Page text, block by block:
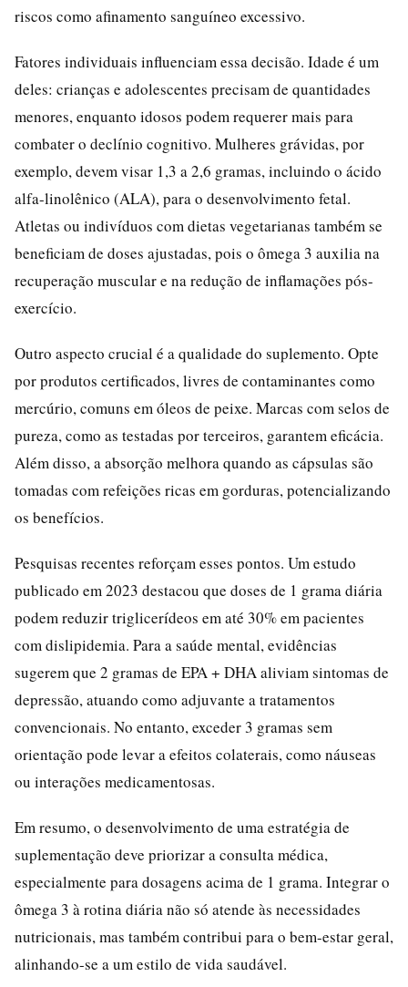
riscos como afinamento sanguíneo excessivo.
Fatores individuais influenciam essa decisão. Idade é um
deles: crianças e adolescentes precisam de quantidades
menores, enquanto idosos podem requerer mais para
combater o declínio cognitivo. Mulheres grávidas, por
exemplo, devem visar 1,3 a 2,6 gramas, incluindo o ácido
alfa-linolênico (ALA), para o desenvolvimento fetal.
Atletas ou indivíduos com dietas vegetarianas também se
beneficiam de doses ajustadas, pois o ômega 3 auxilia na
recuperação muscular e na redução de inflamações pós-
exercício.
Outro aspecto crucial é a qualidade do suplemento. Opte
por produtos certificados, livres de contaminantes como
mercúrio, comuns em óleos de peixe. Marcas com selos de
pureza, como as testadas por terceiros, garantem eficácia.
Além disso, a absorção melhora quando as cápsulas são
tomadas com refeições ricas em gorduras, potencializando
os benefícios.
Pesquisas recentes reforçam esses pontos. Um estudo
publicado em 2023 destacou que doses de 1 grama diária
podem reduzir triglicerídeos em até 30% em pacientes
com dislipidemia. Para a saúde mental, evidências
sugerem que 2 gramas de EPA + DHA aliviam sintomas de
depressão, atuando como adjuvante a tratamentos
convencionais. No entanto, exceder 3 gramas sem
orientação pode levar a efeitos colaterais, como náuseas
ou interações medicamentosas.
Em resumo, o desenvolvimento de uma estratégia de
suplementação deve priorizar a consulta médica,
especialmente para dosagens acima de 1 grama. Integrar o
ômega 3 à rotina diária não só atende às necessidades
nutricionais, mas também contribui para o bem-estar geral,
alinhando-se a um estilo de vida saudável.